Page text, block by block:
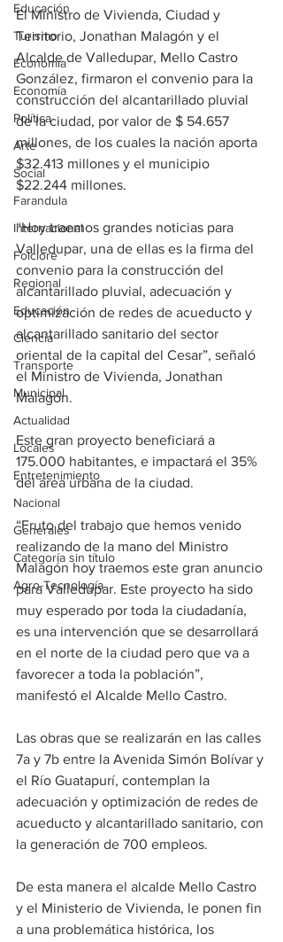
Educación
Turismo
Economía
Economía
Política
Arte
Social
Farandula
Internacional
Folclore
Regional
Educación
Ciencia
Transporte
Municipal
Actualidad
Locales
Entretenimiento
Nacional
Generales
Categoría sin título
Agro-Tecnología
El Ministro de Vivienda, Ciudad y
Territorio, Jonathan Malagón y el
Alcalde de Valledupar, Mello Castro
González, firmaron el convenio para la
construcción del alcantarillado pluvial
de la ciudad, por valor de $ 54.657
millones, de los cuales la nación aporta
$32.413 millones y el municipio
$22.244 millones.
“Hoy traemos grandes noticias para
Valledupar, una de ellas es la firma del
convenio para la construcción del
alcantarillado pluvial, adecuación y
optimización de redes de acueducto y
alcantarillado sanitario del sector
oriental de la capital del Cesar”, señaló
el Ministro de Vivienda, Jonathan
Malagón.
Este gran proyecto beneficiará a
175.000 habitantes, e impactará el 35%
del área urbana de la ciudad.
“Fruto del trabajo que hemos venido
realizando de la mano del Ministro
Malagón hoy traemos este gran anuncio
para Valledupar. Este proyecto ha sido
muy esperado por toda la ciudadanía,
es una intervención que se desarrollará
en el norte de la ciudad pero que va a
favorecer a toda la población”,
manifestó el Alcalde Mello Castro.
Las obras que se realizarán en las calles
7a y 7b entre la Avenida Simón Bolívar y
el Río Guatapurí, contemplan la
adecuación y optimización de redes de
acueducto y alcantarillado sanitario, con
la generación de 700 empleos.
De esta manera el alcalde Mello Castro
y el Ministerio de Vivienda, le ponen fin
a una problemática histórica, los